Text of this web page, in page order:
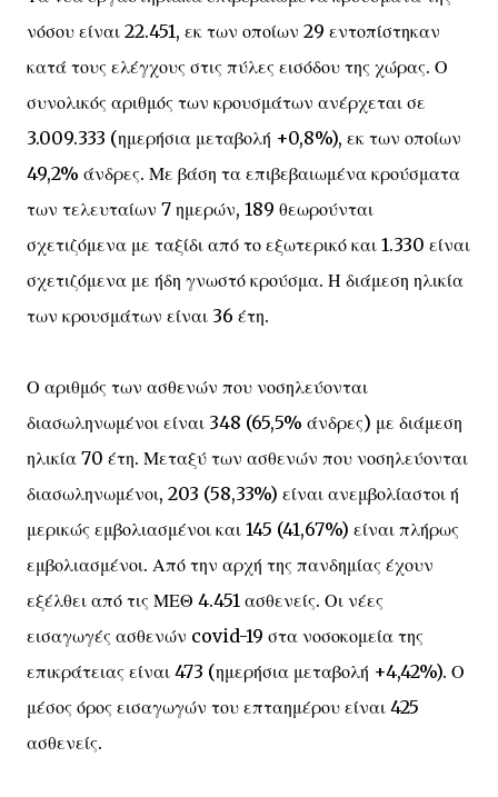
νόσου είναι 22.451, εκ των οποίων 29 εντοπίστηκαν
κατά τους ελέγχους στις πύλες εισόδου της χώρας. Ο
συνολικός αριθμός των κρουσμάτων ανέρχεται σε
3.009.333 (ημερήσια μεταβολή +0,8%), εκ των οποίων
49,2% άνδρες. Με βάση τα επιβεβαιωμένα κρούσματα
των τελευταίων 7 ημερών, 189 θεωρούνται
σχετιζόμενα με ταξίδι από το εξωτερικό και 1.330 είναι
σχετιζόμενα με ήδη γνωστό κρούσμα. Η διάμεση ηλικία
των κρουσμάτων είναι 36 έτη.
Ο αριθμός των ασθενών που νοσηλεύονται
διασωληνωμένοι είναι 348 (65,5% άνδρες) με διάμεση
ηλικία 70 έτη. Μεταξύ των ασθενών που νοσηλεύονται
διασωληνωμένοι, 203 (58,33%) είναι ανεμβολίαστοι ή
μερικώς εμβολιασμένοι και 145 (41,67%) είναι πλήρως
εμβολιασμένοι. Από την αρχή της πανδημίας έχουν
εξέλθει από τις ΜΕΘ 4.451 ασθενείς. Οι νέες
εισαγωγές ασθενών covid-19 στα νοσοκομεία της
επικράτειας είναι 473 (ημερήσια μεταβολή +4,42%). Ο
μέσος όρος εισαγωγών του επταημέρου είναι 425
ασθενείς.